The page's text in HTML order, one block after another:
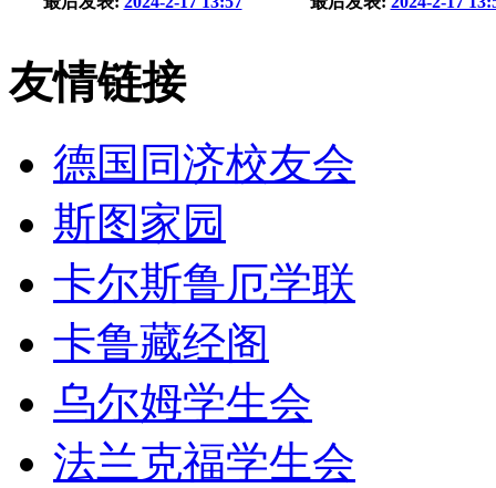
友情链接
德国同济校友会
斯图家园
卡尔斯鲁厄学联
卡鲁藏经阁
乌尔姆学生会
法兰克福学生会